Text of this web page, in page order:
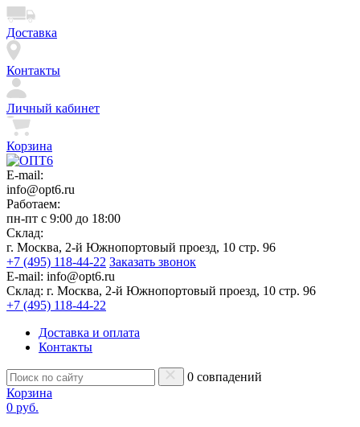
Доставка
Контакты
Личный кабинет
Корзина
E-mail:
info@opt6.ru
Работаем:
пн-пт с 9:00 до 18:00
Склад:
г. Москва, 2-й Южнопортовый проезд, 10 стр. 96
+7 (495) 118-44-22 Заказать звонок
E-mail: info@opt6.ru
Склад: г. Москва, 2-й Южнопортовый проезд, 10 стр. 96
+7 (495) 118-44-22
Доставка и оплата
Контакты
0 совпадений
Корзина
0 руб.